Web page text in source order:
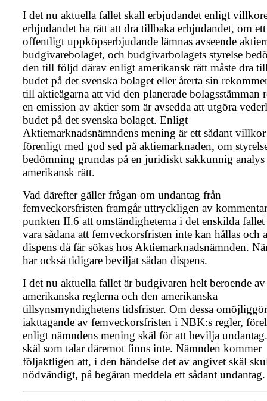
I det nu aktuella fallet skall erbjudandet enligt
erbjudandet ha rätt att dra tillbaka erbjudandet, om ett
offentligt uppköpserbjudande lämnas avseende
budgivarebolaget, och budgivarbolagets styrelse
den till följd därav enligt amerikansk rätt måste dra
budet på det svenska bolaget eller återta sin
till aktieägarna att vid den planerade bolagsstämman
en emission av aktier som är avsedda att utgöra
budet på det svenska bolaget. Enligt
Aktiemarknadsnämndens mening är ett sådant villkor
förenligt med god sed på aktiemarknaden, om
bedömning grundas på en juridiskt sakkunnig analys
amerikansk rätt.
Vad därefter gäller frågan om undantag från
femveckorsfristen framgår uttryckligen av
punkten II.6 att omständigheterna i det enskilda
vara sådana att femveckorsfristen inte kan hållas och
dispens då får sökas hos Aktiemarknadsnämnden.
har också tidigare beviljat sådan dispens.
I det nu aktuella fallet är budgivaren helt beroende av
amerikanska reglerna och den amerikanska
tillsynsmyndighetens tidsfrister. Om dessa
iakttagande av femveckorsfristen i NBK:s regler,
enligt nämndens mening skäl för att bevilja
skäl som talar däremot finns inte. Nämnden kommer
följaktligen att, i den händelse det av angivet skäl
nödvändigt, på begäran meddela ett sådant undantag.